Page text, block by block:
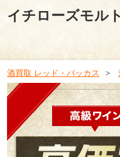
イチローズモル
酒買取 レッド・バッカス